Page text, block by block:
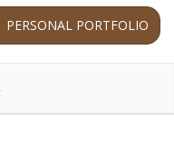
PERSONAL PORTFOLIO